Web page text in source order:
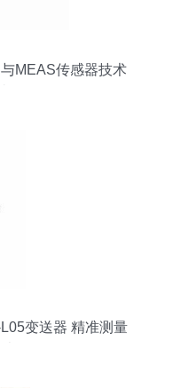
MEAS传感器技术
变送器 精准测量